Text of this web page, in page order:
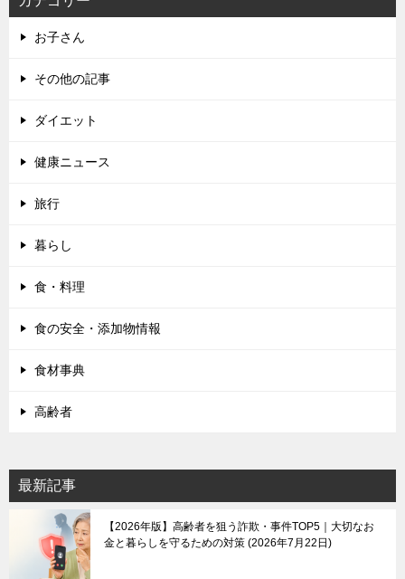
お子さん
その他の記事
ダイエット
健康ニュース
旅行
暮らし
食・料理
食の安全・添加物情報
食材事典
高齢者
最新記事
【2026年版】高齢者を狙う詐欺・事件TOP5｜大切なお
金と暮らしを守るための対策 2026年7月22日